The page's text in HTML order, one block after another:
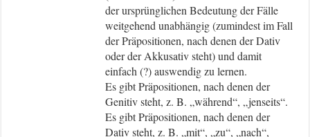
der ursprünglichen Bedeutung der Fälle
weitgehend unabhängig (zumindest im Fall
der Präpositionen, nach denen der Dativ
oder der Akkusativ steht) und damit
einfach (?) auswendig zu lernen.
Es gibt Präpositionen, nach denen der
Genitiv steht, z. B. „während“, „jenseits“.
Es gibt Präpositionen, nach denen der
Dativ steht, z. B. „mit“, „zu“, „nach“,